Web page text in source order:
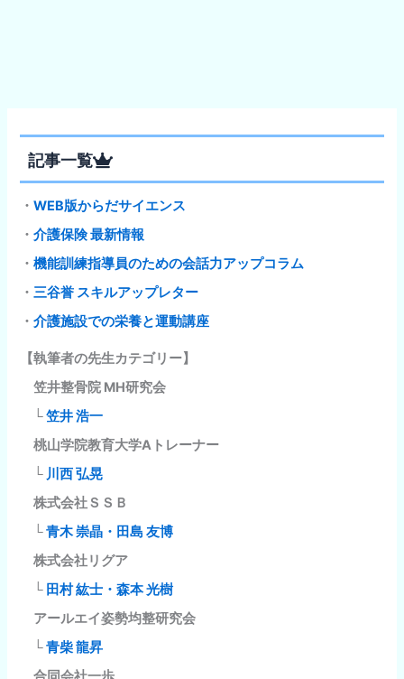
記事一覧
・WEB版からだサイエンス
・介護保険 最新情報
・機能訓練指導員のための会話力アップコラム
・三谷誉 スキルアップレター
・介護施設での栄養と運動講座
【執筆者の先生カテゴリー】
笠井整骨院 MH研究会
└笠井 浩一
桃山学院教育大学Aトレーナー
└ 川西 弘晃
株式会社ＳＳＢ
└青木 崇晶・田島 友博
株式会社リグア
└ 田村 紘士・森本 光樹
アールエイ姿勢均整研究会
└青柴 龍昇